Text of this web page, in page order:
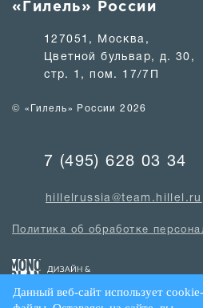
«Гилель» России
127051, Москва,
Цветной бульвар, д. 30,
стр. 1, пом. 17/7П
© «Гилель» России 2026
7 (495) 628 03 34
hillelrussia@team.hillel.ru
Политика об обработке
Данный веб-сайт использует cookie-